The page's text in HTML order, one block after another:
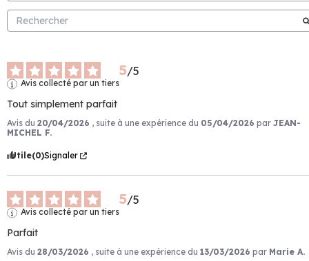
5/5
Avis collecté par un tiers
Tout simplement parfait
Avis du 20/04/2026 , suite à une expérience du 05/04/2026 par JEAN-
MICHEL F.
Utile(0)Signaler
5/5
Avis collecté par un tiers
Parfait
Avis du 28/03/2026 , suite à une expérience du 13/03/2026 par Marie A.